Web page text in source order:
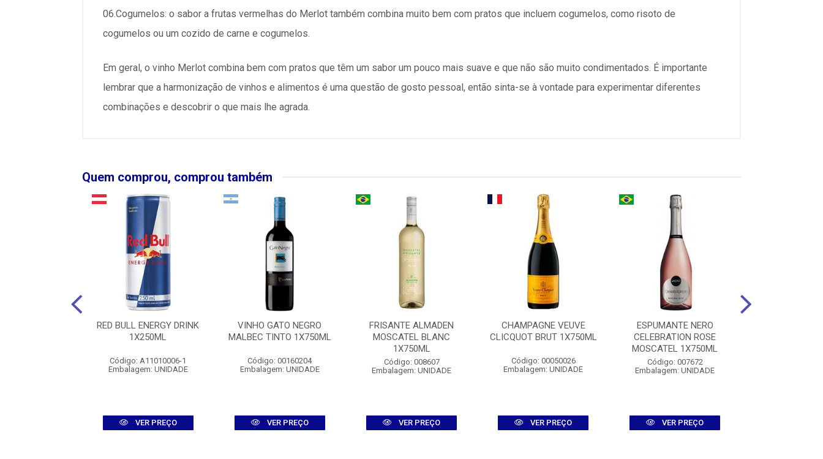
06.Cogumelos: o sabor a frutas vermelhas do Merlot também combina muito bem com pratos que incluem cogumelos, como risoto de
cogumelos ou um cozido de carne e cogumelos.
Em geral, o vinho Merlot combina bem com pratos que têm um sabor um pouco mais suave e que não são muito condimentados. É importante
lembrar que a harmonização de vinhos e alimentos é uma questão de gosto pessoal, então sinta-se à vontade para experimentar diferentes
combinações e descobrir o que mais lhe agrada.
Quem comprou, comprou também
RED BULL ENERGY DRINK
1X250ML
Código: A11010006-1
Embalagem: UNIDADE
VER PREÇO
VINHO GATO NEGRO
MALBEC TINTO 1X750ML
Código: 00160204
Embalagem: UNIDADE
VER PREÇO
FRISANTE ALMADEN
MOSCATEL BLANC
1X750ML
Código: 008607
Embalagem: UNIDADE
VER PREÇO
CHAMPAGNE VEUVE
CLICQUOT BRUT 1X750ML
Código: 00050026
Embalagem: UNIDADE
VER PREÇO
ESPUMANTE NERO
CELEBRATION ROSE
MOSCATEL 1X750ML
Código: 007672
Embalagem: UNIDADE
VER PREÇO